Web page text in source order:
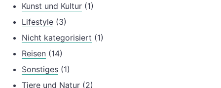
Kunst und Kultur (1)
Lifestyle (3)
Nicht kategorisiert (1)
Reisen (14)
Sonstiges (1)
Tiere und Natur (2)